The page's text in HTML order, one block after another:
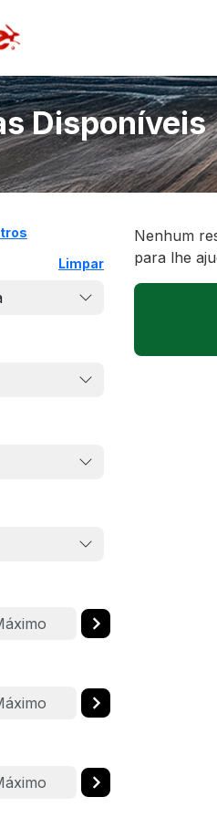
Disponíveis
Limpar
Nenhum
para lhe